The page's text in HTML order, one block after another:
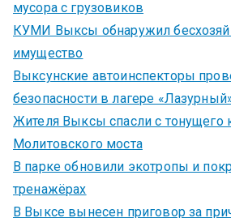
мусора с грузовиков
КУМИ Выксы обнаружил
имущество
Выксунские автоинспекторы
безопасности в лагере
Жителя Выксы спасли с тонущего
Молитовского моста
В парке обновили экотропы и
тренажёрах
В Выксе вынесен приговор за